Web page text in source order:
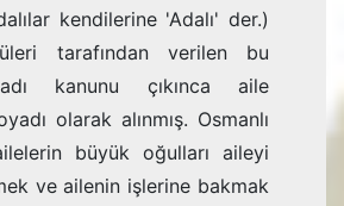
kendilerine 'Adalı' der.)
tarafından verilen bu
kanu­nu çıkınca aile
olarak alınmış. Osmanlı
büyük oğulları aileyi
ve ailenin işlerine bakmak